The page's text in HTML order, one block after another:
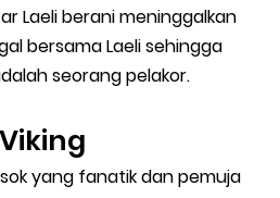
Laeli berani meninggalkan
bersama Laeli sehingga
seorang pelakor.
yang fanatik dan pemuja